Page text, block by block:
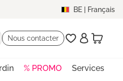
BE | Français
Nous contacter
% PROMO Services